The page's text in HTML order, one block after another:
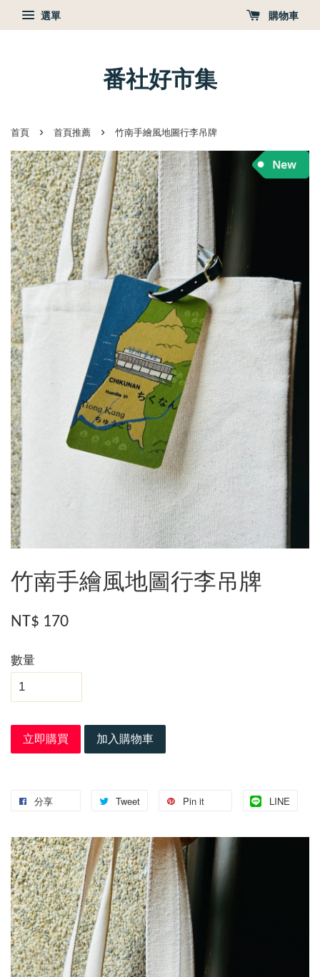
選單 購物車
番社好市集
首頁 › 首頁推薦 › 竹南手繪風地圖行李吊牌
竹南手繪風地圖行李吊牌
NT$ 170
數量
立即購買 加入購物車
分享 Tweet Pin it LINE